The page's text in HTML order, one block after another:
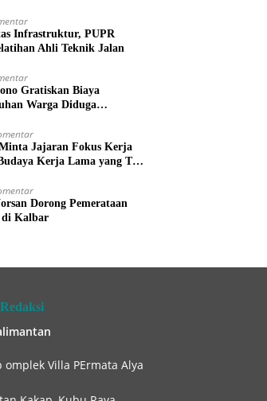
Infrastruktur, PUPR
Ahli Teknik Jalan
Gratiskan Biaya
Warga Diduga
Jajaran Fokus Kerja
Kerja Lama yang Tak
Dorong Pemerataan
di Kalbar
omplek Villa PErmata Alya